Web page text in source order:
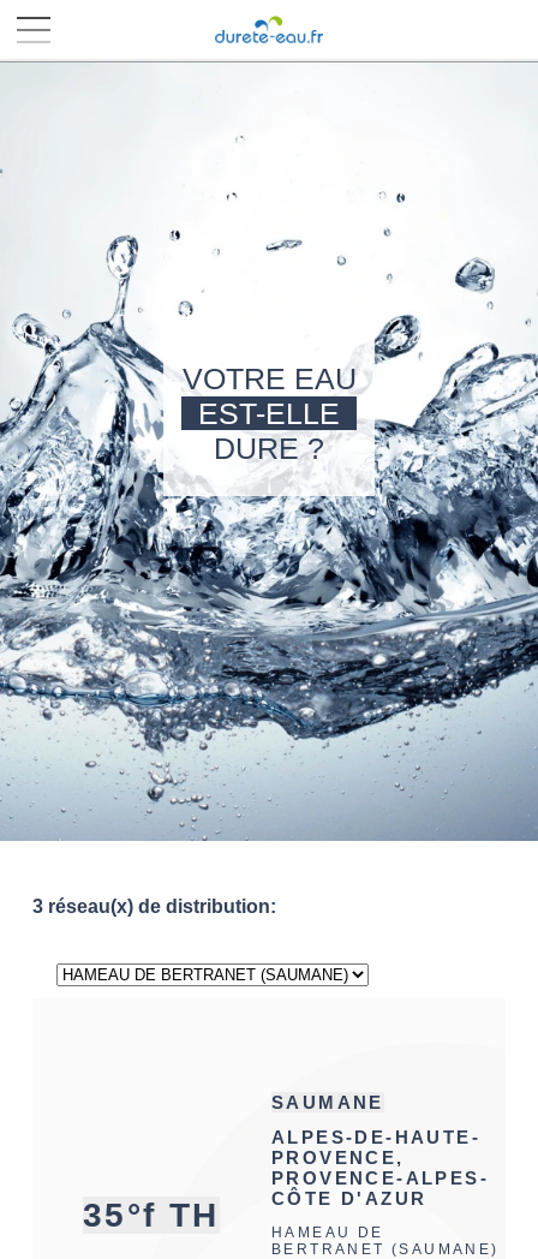
VOTRE EAU
EST-ELLE
DURE ?
3 réseau(x) de distribution:
35°f TH
SAUMANE
ALPES-DE-HAUTE-
PROVENCE,
PROVENCE-ALPES-
CÔTE D'AZUR
HAMEAU DE
BERTRANET (SAUMANE)